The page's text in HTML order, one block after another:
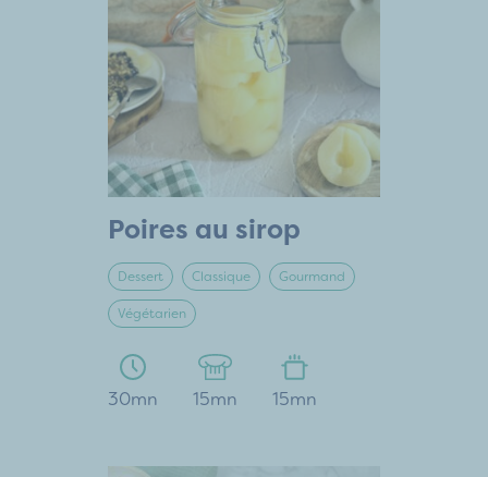
Poires au sirop
Dessert Classique Gourmand
Végétarien
30mn 15mn 15mn